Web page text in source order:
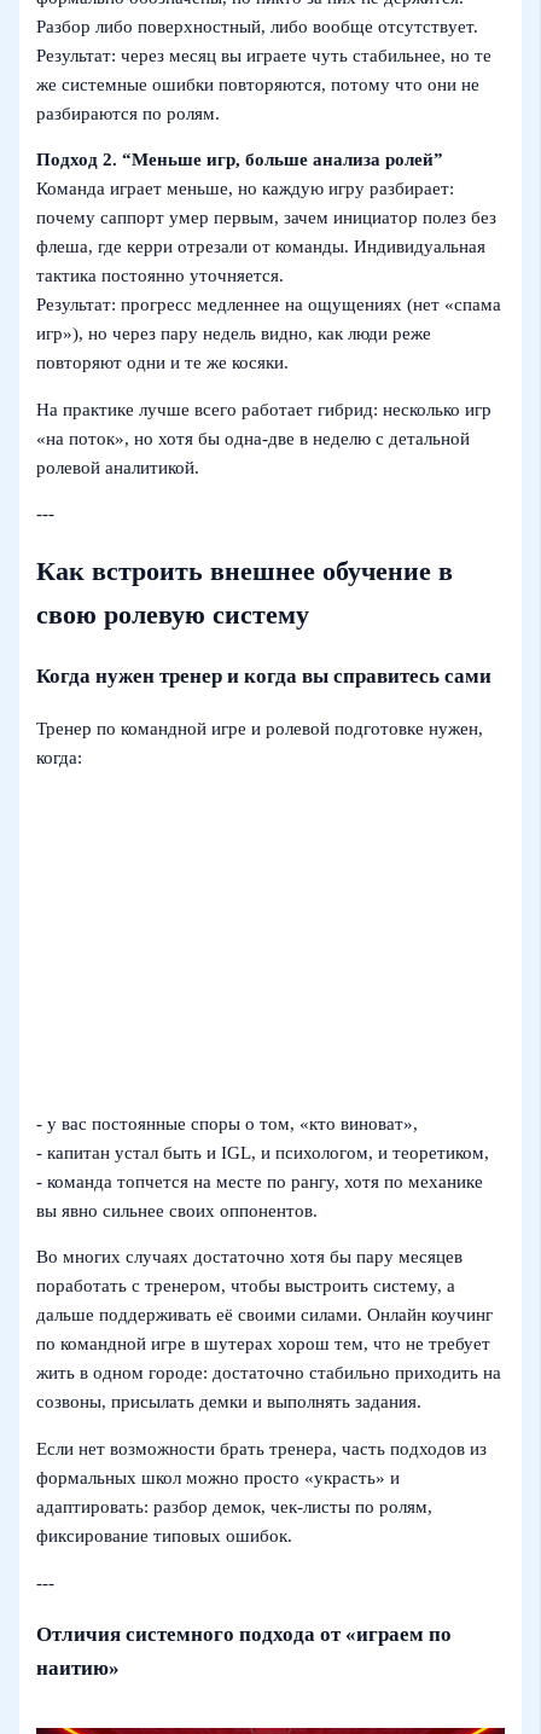
Разбор либо поверхностный, либо вообще отсутствует.
Результат: через месяц вы играете чуть стабильнее, но те
же системные ошибки повторяются, потому что они не
разбираются по ролям.
Подход 2. “Меньше игр, больше анализа ролей”
Команда играет меньше, но каждую игру разбирает:
почему саппорт умер первым, зачем инициатор полез без
флеша, где керри отрезали от команды. Индивидуальная
тактика постоянно уточняется.
Результат: прогресс медленнее на ощущениях (нет «спама
игр»), но через пару недель видно, как люди реже
повторяют одни и те же косяки.
На практике лучше всего работает гибрид: несколько игр
«на поток», но хотя бы одна‑две в неделю с детальной
ролевой аналитикой.
---
Как встроить внешнее обучение в
свою ролевую систему
Когда нужен тренер и когда вы справитесь сами
Тренер по командной игре и ролевой подготовке нужен,
когда:
- у вас постоянные споры о том, «кто виноват»,
- капитан устал быть и IGL, и психологом, и теоретиком,
- команда топчется на месте по рангу, хотя по механике
вы явно сильнее своих оппонентов.
Во многих случаях достаточно хотя бы пару месяцев
поработать с тренером, чтобы выстроить систему, а
дальше поддерживать её своими силами. Онлайн коучинг
по командной игре в шутерах хорош тем, что не требует
жить в одном городе: достаточно стабильно приходить на
созвоны, присылать демки и выполнять задания.
Если нет возможности брать тренера, часть подходов из
формальных школ можно просто «украсть» и
адаптировать: разбор демок, чек‑листы по ролям,
фиксирование типовых ошибок.
---
Отличия системного подхода от «играем по
наитию»